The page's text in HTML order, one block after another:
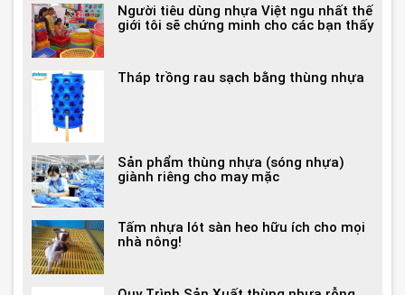
Người tiêu dùng nhựa Việt ngu nhất thế
giới tôi sẽ chứng minh cho các bạn thấy
Tháp trồng rau sạch bằng thùng nhựa
Sản phẩm thùng nhựa (sóng nhựa)
giành riêng cho may mặc
Tấm nhựa lót sàn heo hữu ích cho mọi
nhà nông!